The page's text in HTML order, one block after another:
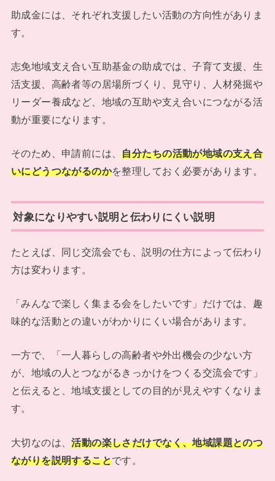
助成金には、それぞれ支援したい活動の方向性がありま
す。
志免地域支え合い互助基金の助成では、子育て支援、生
活支援、高齢者等の居場所づくり、見守り、人材発掘や
リーダー養成など、地域の互助や支え合いにつながる活
動が重要になります。
そのため、申請前には、自分たちの活動が地域の支え合
いにどうつながるのかを整理しておく必要があります。
対象になりやすい説明と伝わりにくい説明
たとえば、同じ交流会でも、説明の仕方によって伝わり
方は変わります。
「みんなで楽しく集まる会をしたいです」だけでは、趣
味的な活動との違いがわかりにくい場合があります。
一方で、「一人暮らしの高齢者や外出機会の少ない方
が、地域の人とつながるきっかけをつくる交流会です」
と伝えると、地域支援としての目的が見えやすくなりま
す。
大切なのは、活動の楽しさだけでなく、地域課題とのつ
ながりを説明することです。